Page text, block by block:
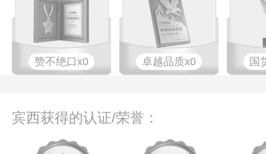
赞不绝口x0 卓越品质x0 国
宾西获得的认证/荣誉：